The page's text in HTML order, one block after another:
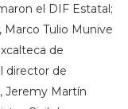
el DIF Estatal;
Marco Tulio Munive
de
director de
Jeremy Martín